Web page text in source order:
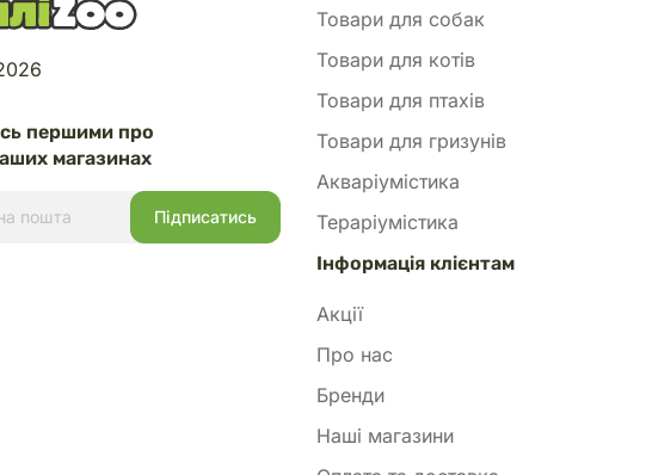
першими про
магазинах
Товари для собак
Товари для котів
Товари для птахів
Товари для гризунів
Акваріумістика
Тераріумістика
Інформація клієнтам
Акції
Про нас
Бренди
Наші магазини